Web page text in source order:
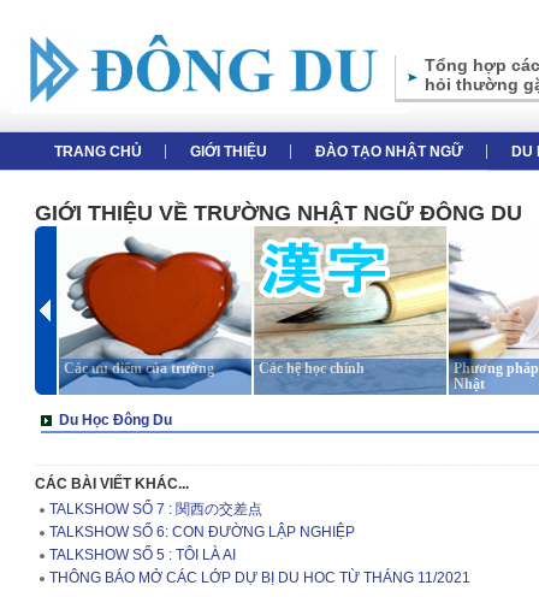
Tổng hợp
hỏi thường
TRANG CHỦ GIỚI THIỆU ĐÀO TẠO NHẬT NGỮ DU
GIỚI THIỆU VỀ TRƯỜNG NHẬT NGỮ ĐÔNG DU
Các ưu điểm của trường Các hệ học chính
Phương
Nhật
Du Học Đông Du
CÁC BÀI VIẾT KHÁC...
TALKSHOW SỐ 7 : 関西の交差点
TALKSHOW SỐ 6: CON ĐƯỜNG LẬP NGHIỆP
TALKSHOW SỐ 5 : TÔI LÀ AI
THÔNG BÁO MỞ CÁC LỚP DỰ BỊ DU HOC TỪ THÁNG 11/2021